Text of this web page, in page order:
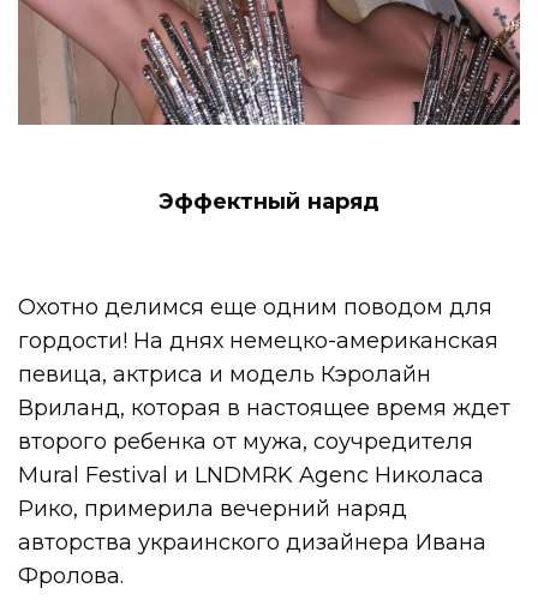
Эффектный наряд
Охотно делимся еще одним поводом для
гордости! На днях немецко-американская
певица, актриса и модель Кэролайн
Вриланд, которая в настоящее время ждет
второго ребенка от мужа, соучредителя
Mural Festival и LNDMRK Agenc Николаса
Рико, примерила вечерний наряд
авторства украинского дизайнера Ивана
Фролова.